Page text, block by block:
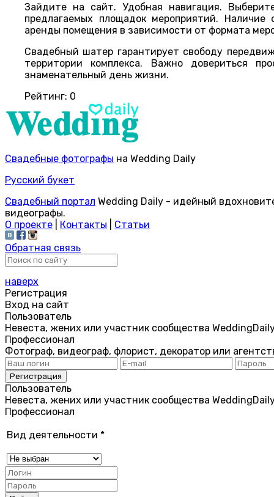
Зайдите на сайт. Удобная навигация.
предлагаемых площадок мероприятий. Наличие
аренды помещения в зависимости от формата
Свадебный шатер гарантирует свободу
территории комплекса. Важно довериться
знаменательный день жизни.
Рейтинг: 0
Свадебные фотографы на Wedding Daily
Русский букет
Свадебный портал Wedding Daily - идейный
видеографы.
О проекте
Контакты
Статьи
Обратная связь
наверх
Регистрация
Вход на сайт
Пользователь
Невеста, жених или участник сообщества
Профессионал
Фотограф, видеограф, флорист, декоратор или
Пользователь
Невеста, жених или участник сообщества
Профессионал
Вид деятельности *